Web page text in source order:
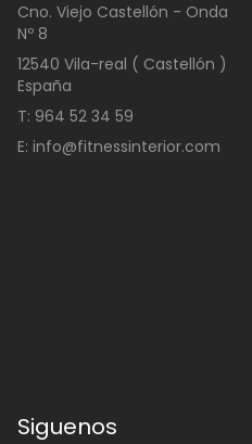
Cno. Viejo Castellón - Onda
Nº 8
12540 Vila-real ( Castellón )
España
T: 964 52 34 59
E: info@fitnessinterior.com
Siguenos